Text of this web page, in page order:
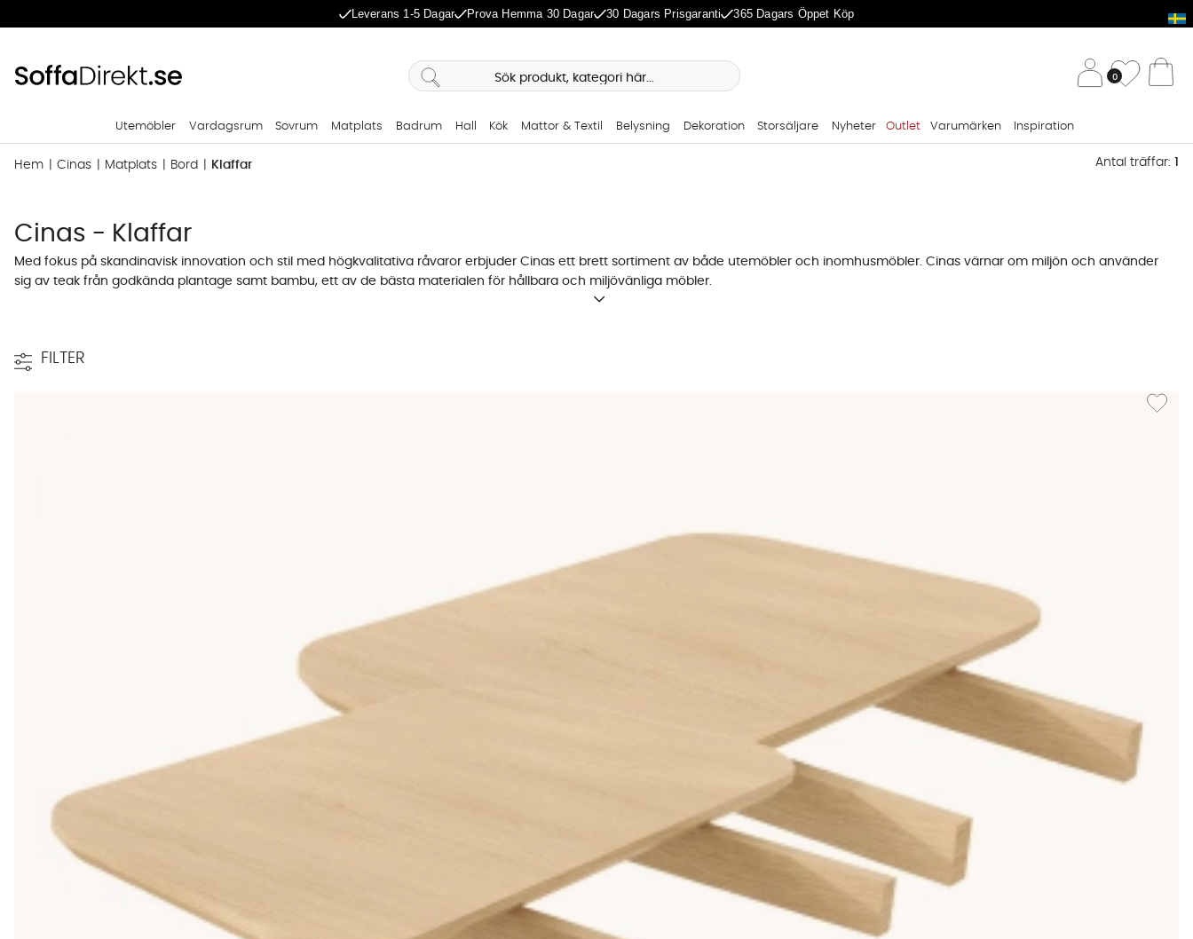
Leverans 1-5 Dagar Prova Hemma 30 Dagar 30 Dagars Prisgaranti 365 Dagars Öppet Köp
0
Utemöbler Vardagsrum Sovrum Matplats Badrum Hall Kök Mattor & Textil Belysning Dekoration Storsäljare Nyheter Outlet Varumärken Inspiration
Hem Cinas Matplats Bord Klaffar Antal träffar:
Cinas - Klaffar
Med fokus på skandinavisk innovation och stil med högkvalitativa råvaror erbjuder Cinas ett brett sortiment av både utemöbler och inomhusmöbler. Cinas värnar om miljön och använder
sig av teak från godkända plantage samt bambu, ett av de bästa materialen för hållbara och miljövänliga möbler.
FILTER
Lägg till